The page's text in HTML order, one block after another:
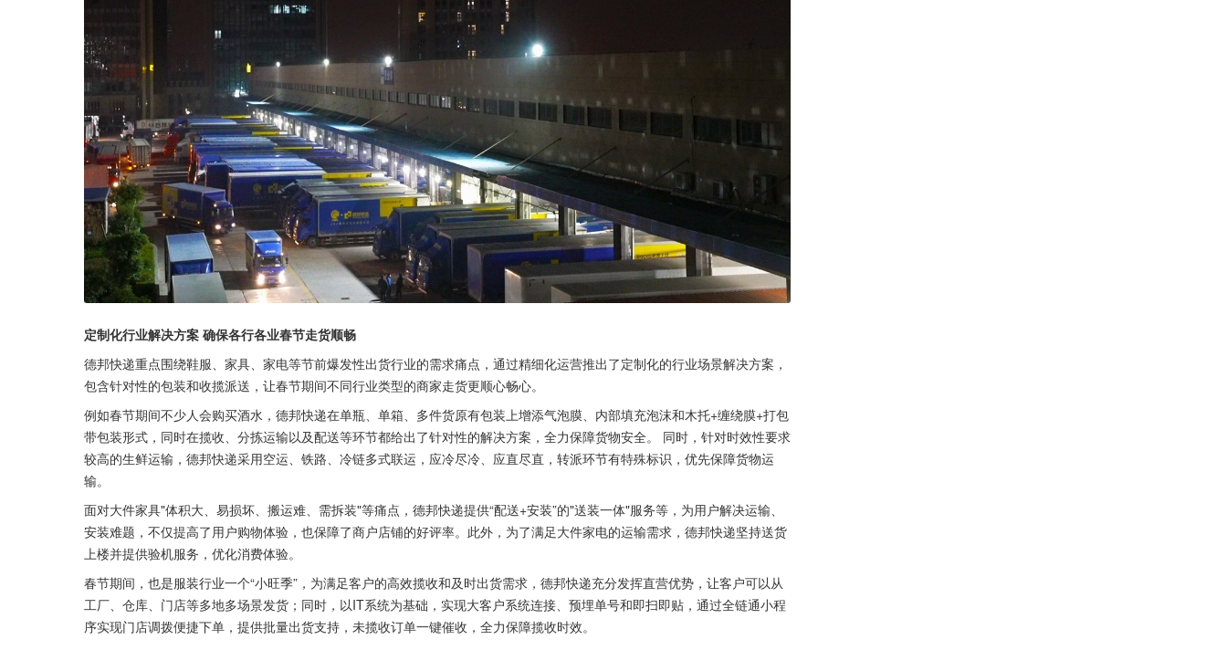
定制化行业解决方案 确保各行各业春节走货顺畅
德邦快递重点围绕鞋服、家具、家电等节前爆发性出货行业的需求痛点，通过精细化运营推出了定制化的行业场景解决方案，
包含针对性的包装和收揽派送，让春节期间不同行业类型的商家走货更顺心畅心。
例如春节期间不少人会购买酒水，德邦快递在单瓶、单箱、多件货原有包装上增添气泡膜、内部填充泡沫和木托+缠绕膜+打包
带包装形式，同时在揽收、分拣运输以及配送等环节都给出了针对性的解决方案，全力保障货物安全。 同时，针对时效性要求
较高的生鲜运输，德邦快递采用空运、铁路、冷链多式联运，应冷尽冷、应直尽直，转派环节有特殊标识，优先保障货物运
输。
面对大件家具"体积大、易损坏、搬运难、需拆装"等痛点，德邦快递提供“配送+安装”的"送装一体"服务等，为用户解决运输、
安装难题，不仅提高了用户购物体验，也保障了商户店铺的好评率。此外，为了满足大件家电的运输需求，德邦快递坚持送货
上楼并提供验机服务，优化消费体验。
春节期间，也是服装行业一个“小旺季”，为满足客户的高效揽收和及时出货需求，德邦快递充分发挥直营优势，让客户可以从
工厂、仓库、门店等多地多场景发货；同时，以IT系统为基础，实现大客户系统连接、预埋单号和即扫即贴，通过全链通小程
序实现门店调拨便捷下单，提供批量出货支持，未揽收订单一键催收，全力保障揽收时效。